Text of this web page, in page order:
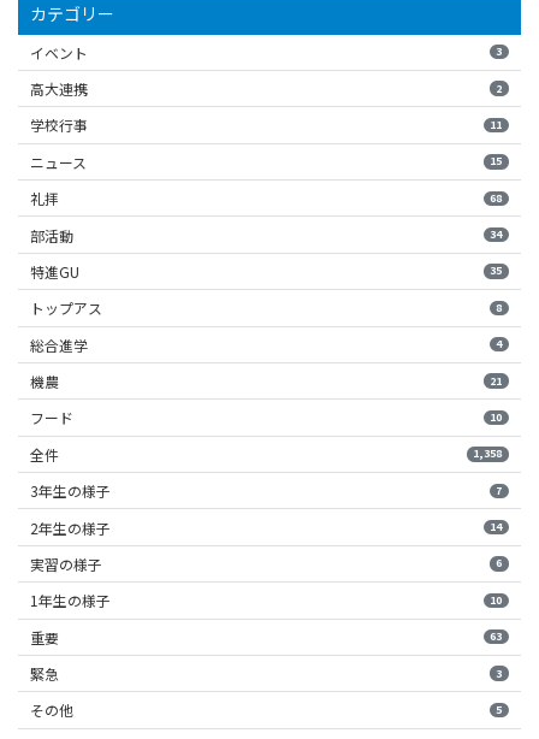
カテゴリー
イベント 3
高大連携 2
学校行事 11
ニュース 15
礼拝 68
部活動 34
特進GU 35
トップアス 8
総合進学 4
機農 21
フード 10
全件 1,358
3年生の様子 7
2年生の様子 14
実習の様子 6
1年生の様子 10
重要 63
緊急 3
その他 5